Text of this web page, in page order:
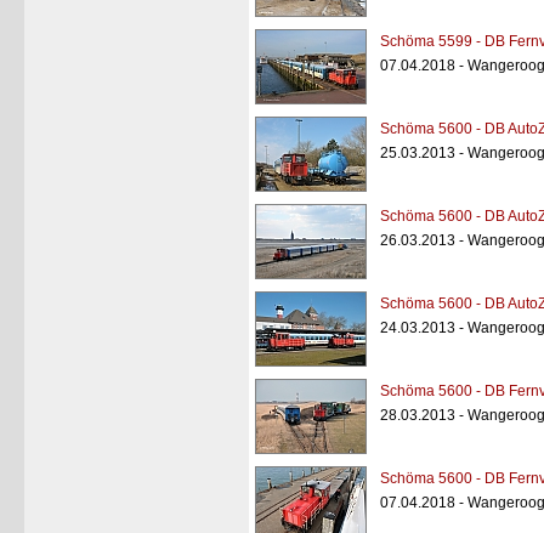
Schöma 5599 - DB
07.04.2018 -
Schöma 5600 - DB
25.03.2013 -
Schöma 5600 - DB
26.03.2013 -
Schöma 5600 - DB
24.03.2013 -
Schöma 5600 - DB
28.03.2013 -
Schöma 5600 - DB
07.04.2018 -